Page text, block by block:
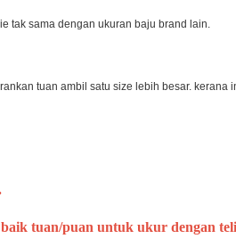
tak sama dengan ukuran baju brand lain.
tuan ambil satu size lebih besar. kerana
tuan/puan untuk ukur dengan